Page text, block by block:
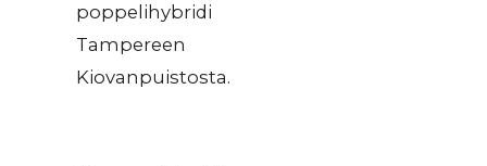
poppelihybridi
Tampereen
Kiovanpuistosta.